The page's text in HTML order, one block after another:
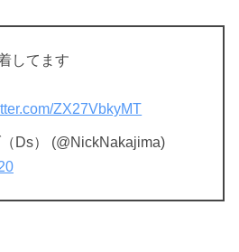
してます
ZX27VbkyMT
Ds） (@NickNakajima)